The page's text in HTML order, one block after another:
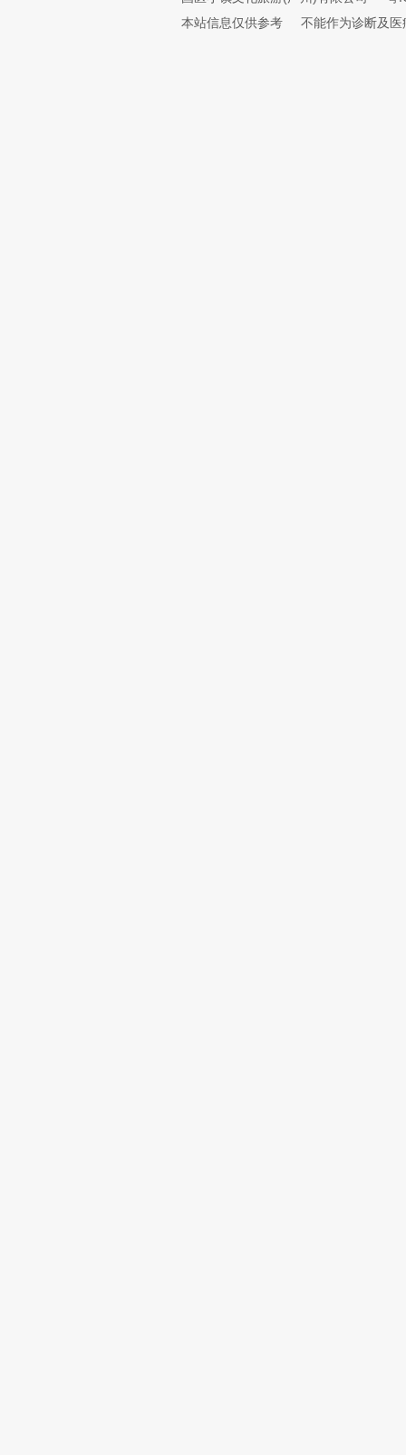
本站信息仅供参考
不能作为诊断及医